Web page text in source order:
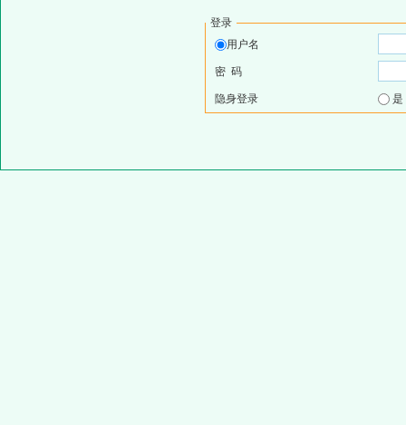
登录
用户名
密 码
隐身登录